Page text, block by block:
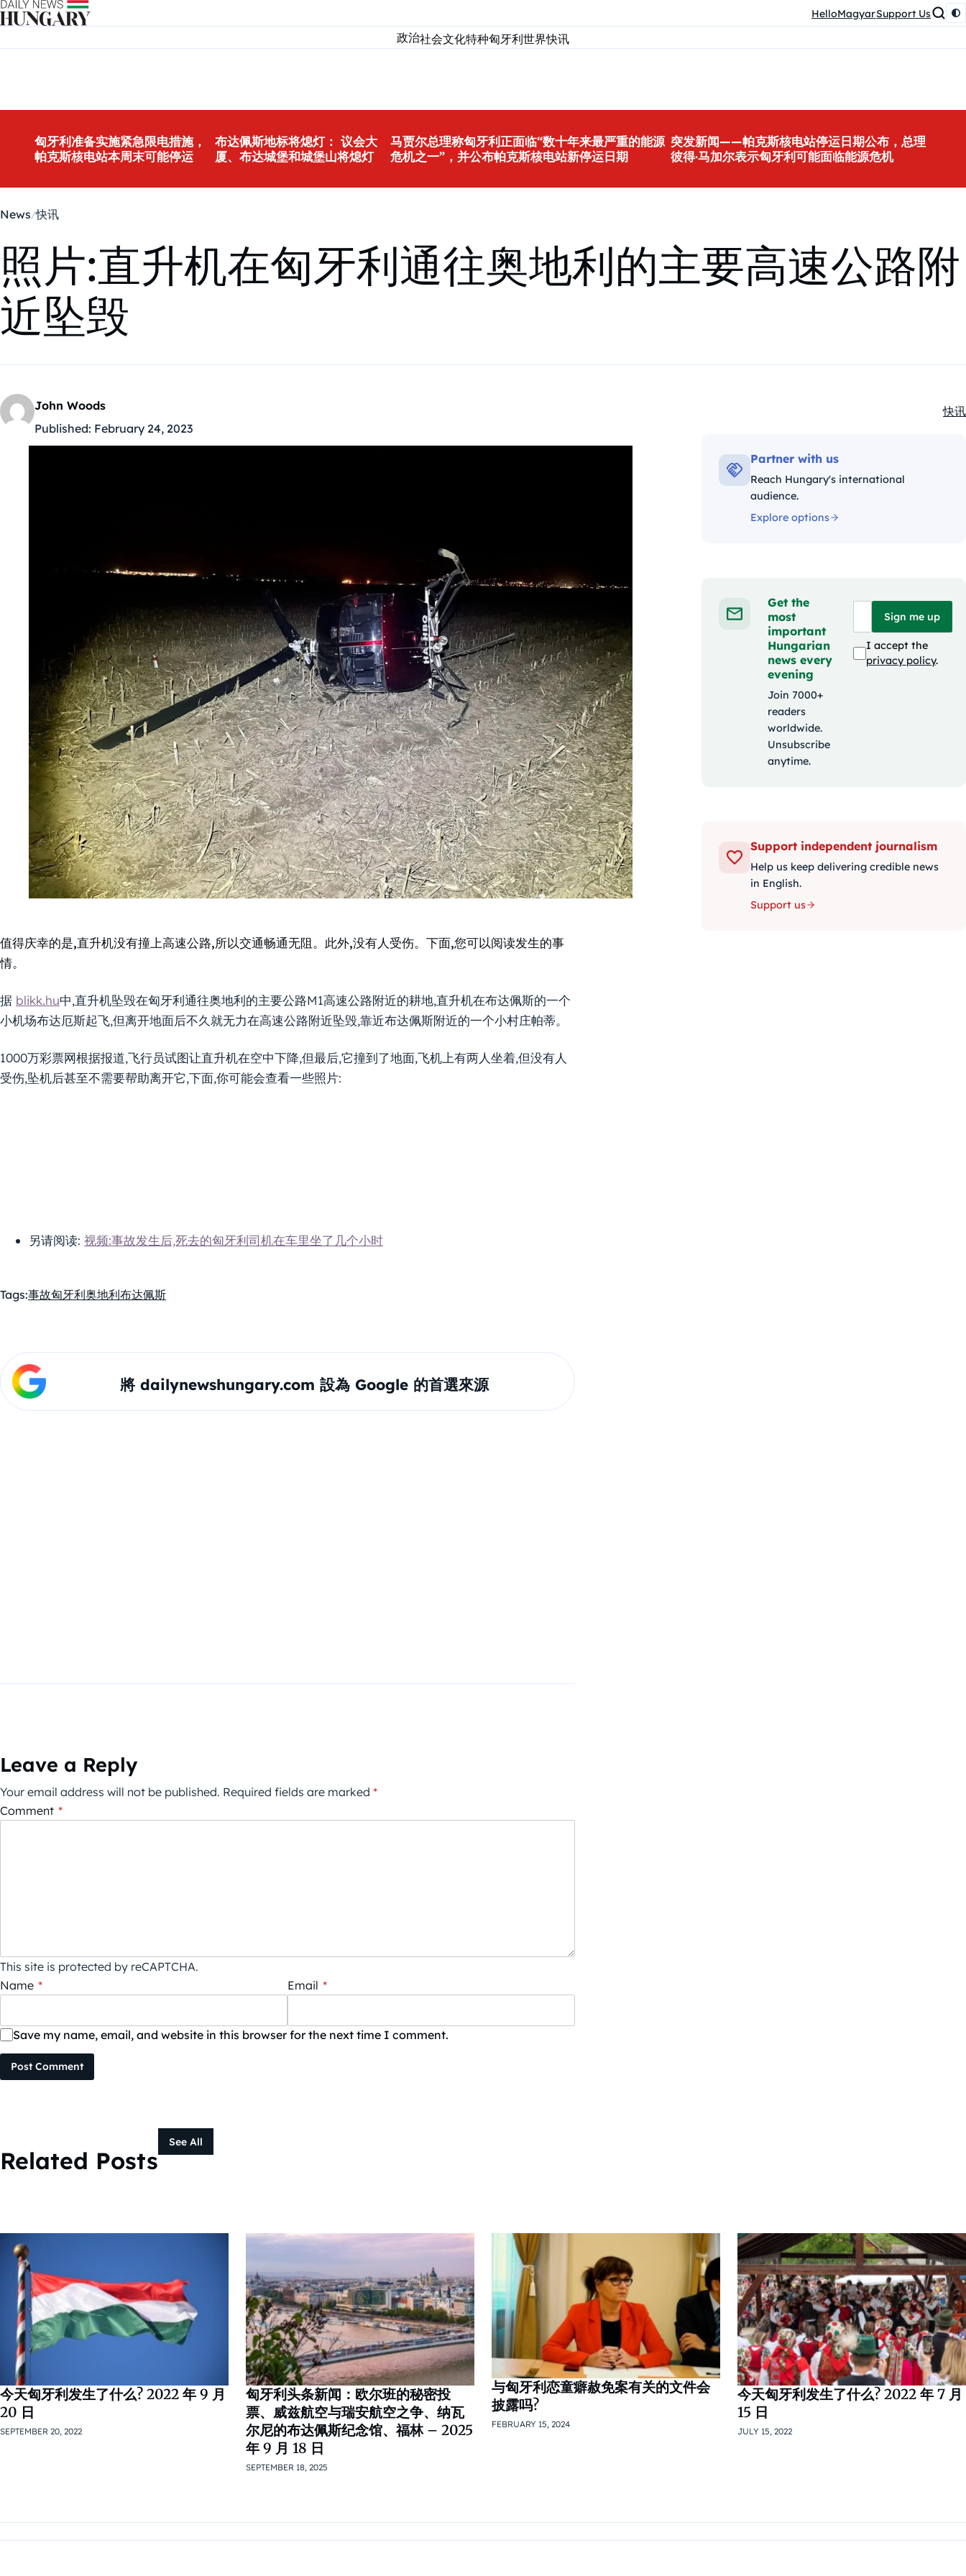
Skip to content HelloMagyarSupport Us
政治社会文化特种匈牙利世界快讯
匈牙利准备实施紧急限电措施，
帕克斯核电站本周末可能停运
布达佩斯地标将熄灯： 议会大
厦、布达城堡和城堡山将熄灯
马贾尔总理称匈牙利正面临“数十年来最严重的能源
危机之一”，并公布帕克斯核电站新停运日期
突发新闻——帕克斯核电站停运日期公布，总理
彼得·马加尔表示匈牙利可能面临能源危机
News 快讯
照片:直升机在匈牙利通往奥地利的主要高速公路附
近坠毁
John Woods
Published: February 24, 2023
快讯
值得庆幸的是,直升机没有撞上高速公路,所以交通畅通无阻。此外,没有人受伤。下面,您可以阅读发生的事
情。
据 blikk.hu中,直升机坠毁在匈牙利通往奥地利的主要公路M1高速公路附近的耕地,直升机在布达佩斯的一个
小机场布达厄斯起飞,但离开地面后不久就无力在高速公路附近坠毁,靠近布达佩斯附近的一个小村庄帕蒂。
1000万彩票网根据报道,飞行员试图让直升机在空中下降,但最后,它撞到了地面,飞机上有两人坐着,但没有人
受伤,坠机后甚至不需要帮助离开它,下面,你可能会查看一些照片:
另请阅读: 视频:事故发生后,死去的匈牙利司机在车里坐了几个小时
Tags:事故匈牙利奥地利布达佩斯
將 dailynewshungary.com 設為 Google 的首選來源
Leave a Reply
Your email address will not be published. Required fields are marked *
Comment *
This site is protected by reCAPTCHA.
Name * Email *
Save my name, email, and website in this browser for the next time I comment.
Post Comment
Partner with us
Reach Hungary's international
audience.
Explore options
Get the
most
important
Hungarian
news every
evening
Join 7000+
readers
worldwide.
Unsubscribe
anytime.
Sign me up
I accept the
privacy policy.
Support independent journalism
Help us keep delivering credible news
in English.
Support us
Related Posts
See All
今天匈牙利发生了什么? 2022 年 9 月
20 日
SEPTEMBER 20, 2022
匈牙利头条新闻：欧尔班的秘密投
票、威兹航空与瑞安航空之争、纳瓦
尔尼的布达佩斯纪念馆、福林 – 2025
年 9 月 18 日
SEPTEMBER 18, 2025
与匈牙利恋童癖赦免案有关的文件会
披露吗?
FEBRUARY 15, 2024
今天匈牙利发生了什么? 2022 年 7 月
15 日
JULY 15, 2022